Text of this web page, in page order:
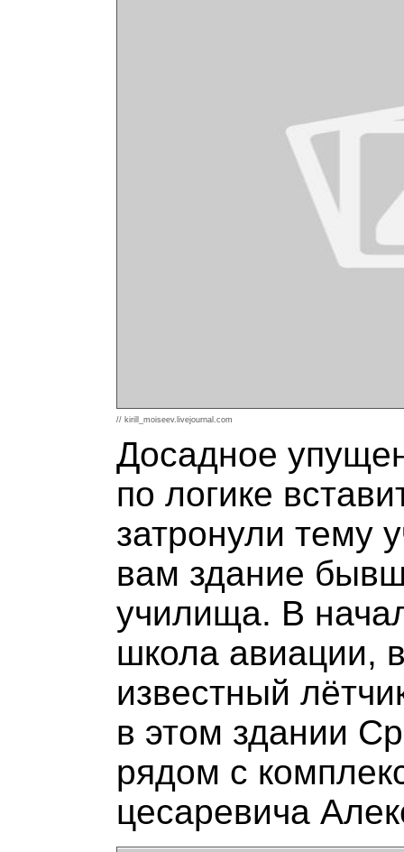
// kirill_moiseev.livejournal.com
Досадное
по логике
затронули тему
вам здание
училища. В
школа авиации,
известный
в этом здании
рядом с
цесаревича